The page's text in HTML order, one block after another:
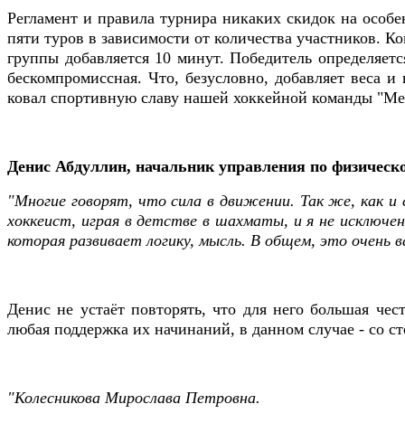
Регламент и правила турнира никаких скидок на
пяти туров в зависимости от количества
группы добавляется 10 минут. Победитель
бескомпромиссная. Что, безусловно, добавляет веса
ковал спортивную славу нашей хоккейной команды
Денис Абдуллин, начальник управления по
"Многие говорят, что сила в движении. Так же, как
хоккеист, играя в детстве в шахматы, и я не
которая развивает логику, мысль. В общем, это
Денис не устаёт повторять, что для него большая
любая поддержка их начинаний, в данном случае - со
"Колесникова Мирослава Петровна.